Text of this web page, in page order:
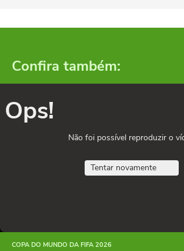
Confira também:
Ops!
Não foi possível reproduzir o
Tentar novamente
COPA DO MUNDO DA FIFA 2026